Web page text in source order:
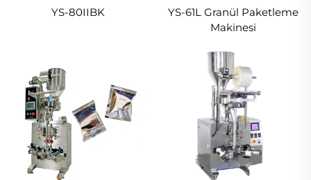
YS-80IIBK
YS-61L Granül Paketleme
Makinesi